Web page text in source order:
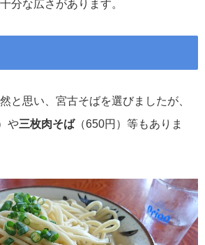
分な広さがあります。
と思い、宮古そばを選びましたが、
や三枚肉そば（650円）等もありま